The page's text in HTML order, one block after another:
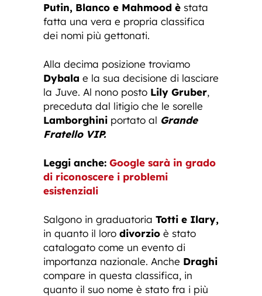
Putin, Blanco e Mahmood è stata
fatta una vera e propria classifica
dei nomi più gettonati.
Alla decima posizione troviamo
Dybala e la sua decisione di lasciare
la Juve. Al nono posto Lily Gruber,
preceduta dal litigio che le sorelle
Lamborghini portato al Grande
Fratello VIP.
Leggi anche: Google sarà in grado
di riconoscere i problemi
esistenziali
Salgono in graduatoria Totti e Ilary,
in quanto il loro divorzio è stato
catalogato come un evento di
importanza nazionale. Anche Draghi
compare in questa classifica, in
quanto il suo nome è stato fra i più